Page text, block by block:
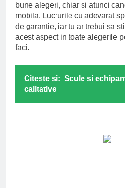
bune alegeri, chiar si atunci
mobila. Lucrurile cu adevarat
de garantie, iar tu ar trebui sa
acest aspect in toate alegerile
faci.
Citeste si: Scule si
calitative